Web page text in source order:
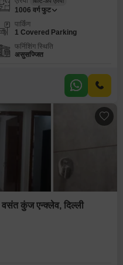
1006 वर्ग फुट
पार्किंग
1 Covered Parking
फर्निशिंग स्थिति
असुसज्जित
वसंत कुंज एन्क्लेव, दिल्ली